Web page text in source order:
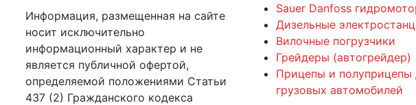
Информация, размещенная на сайте
носит исключительно
информационный характер и не
является публичной офертой,
определяемой положениями Статьи
437 (2) Гражданского кодекса
Sauer Danfoss
Дизельные
Вилочные погрузчики
Грейдеры (автогрейдер)
Прицепы и полуприцепы
грузовых автомобилей